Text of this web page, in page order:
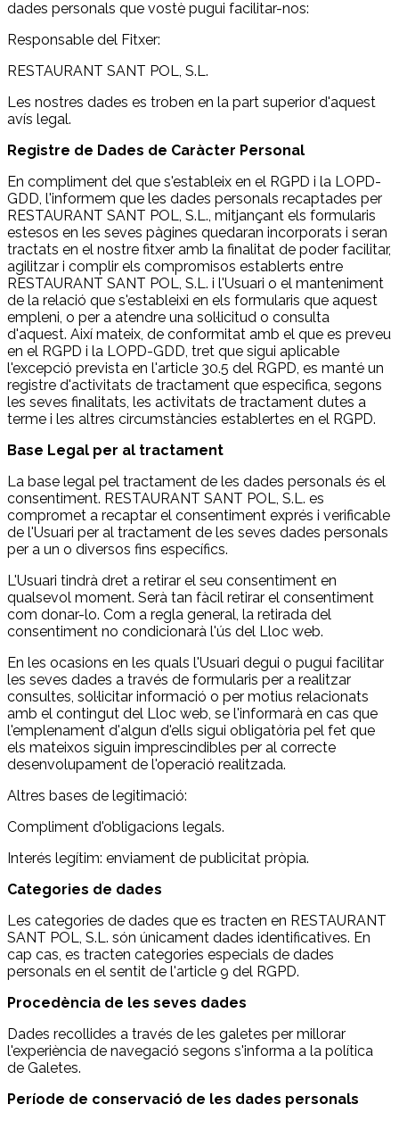
dades personals que vostè pugui facilitar-nos:
Responsable del Fitxer:
RESTAURANT SANT POL, S.L.
Les nostres dades es troben en la part superior d'aquest
avís legal.
Registre de Dades de Caràcter Personal
En compliment del que s'estableix en el RGPD i la LOPD-
GDD, l'informem que les dades personals recaptades per
RESTAURANT SANT POL, S.L., mitjançant els formularis
estesos en les seves pàgines quedaran incorporats i seran
tractats en el nostre fitxer amb la finalitat de poder facilitar,
agilitzar i complir els compromisos establerts entre
RESTAURANT SANT POL, S.L. i l'Usuari o el manteniment
de la relació que s'estableixi en els formularis que aquest
empleni, o per a atendre una sol·licitud o consulta
d'aquest. Així mateix, de conformitat amb el que es preveu
en el RGPD i la LOPD-GDD, tret que sigui aplicable
l'excepció prevista en l'article 30.5 del RGPD, es manté un
registre d'activitats de tractament que especifica, segons
les seves finalitats, les activitats de tractament dutes a
terme i les altres circumstàncies establertes en el RGPD.
Base Legal per al tractament
La base legal pel tractament de les dades personals és el
consentiment. RESTAURANT SANT POL, S.L. es
compromet a recaptar el consentiment exprés i verificable
de l'Usuari per al tractament de les seves dades personals
per a un o diversos fins específics.
L'Usuari tindrà dret a retirar el seu consentiment en
qualsevol moment. Serà tan fàcil retirar el consentiment
com donar-lo. Com a regla general, la retirada del
consentiment no condicionarà l'ús del Lloc web.
En les ocasions en les quals l'Usuari degui o pugui facilitar
les seves dades a través de formularis per a realitzar
consultes, sol·licitar informació o per motius relacionats
amb el contingut del Lloc web, se l'informarà en cas que
l'emplenament d'algun d'ells sigui obligatòria pel fet que
els mateixos siguin imprescindibles per al correcte
desenvolupament de l'operació realitzada.
Altres bases de legitimació:
Compliment d'obligacions legals.
Interés legítim: enviament de publicitat pròpia.
Categories de dades
Les categories de dades que es tracten en RESTAURANT
SANT POL, S.L. són únicament dades identificatives. En
cap cas, es tracten categories especials de dades
personals en el sentit de l'article 9 del RGPD.
Procedència de les seves dades
Dades recollides a través de les galetes per millorar
l'experiència de navegació segons s'informa a la política
de Galetes.
Període de conservació de les dades personals